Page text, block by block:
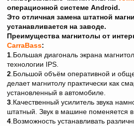
операционной системе Android.
Это отличная замена штатной
устанавливается на заводе.
Преимущества магнитолы от
CarraBass:
1.Большая диагональ экрана
технологии IPS.
2.Большой объём оперативной и
делает магнитолу практически как
установленный в автомобиле.
3.Качественный усилитель звука
штатный. Звук в машине поменяется
4.Возможность устанавливать